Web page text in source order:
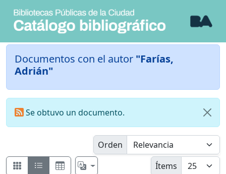
Documentos con el autor "Farías,
Adrián"
Se obtuvo un documento.
Orden
Ítems